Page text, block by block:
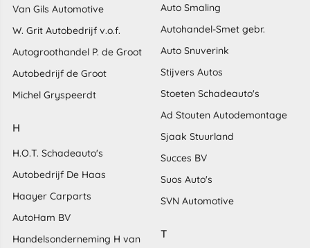
Van Gils Automotive
W. Grit Autobedrijf v.o.f.
Autogroothandel P. de Groot
Autobedrijf de Groot
Michel Gryspeerdt
H
H.O.T. Schadeauto's
Autobedrijf De Haas
Haayer Carparts
AutoHam BV
Handelsonderneming H van
Auto Smaling
Autohandel-Smet gebr.
Auto Snuverink
Stijvers Autos
Stoeten Schadeauto's
Ad Stouten Autodemontage
Sjaak Stuurland
Succes BV
Suos Auto's
SVN Automotive
T